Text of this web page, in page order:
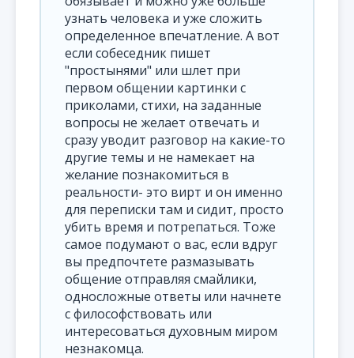
узнать человека и уже сложить
определенное впечатление. А вот
если собеседник пишет
"простынями" или шлет при
первом общении картинки с
приколами, стихи, на заданные
вопросы не желает отвечать и
сразу уводит разговор на какие-то
другие темы и не намекает на
желание познакомиться в
реальности- это вирт и он именно
для переписки там и сидит, просто
убить время и потрепаться. Тоже
самое подумают о вас, если вдруг
вы предпочтете размазывать
общение отправляя смайлики,
односложные ответы или начнете
с философствовать или
интересоваться духовным миром
незнакомца.